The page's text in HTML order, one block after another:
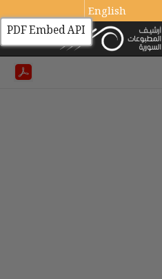
English
PDF Embed API